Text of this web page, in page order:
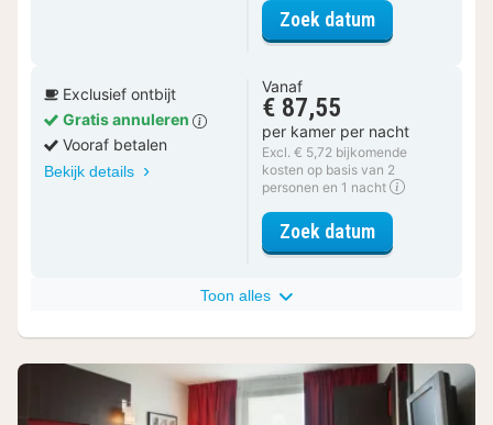
Zoek datumvoor
Exclusief ontbijt
Gratis annuleren
Vooraf betalen
Bekijk details
Vanaf
€ 87,55
per kamer per nacht
Excl. € 5,72 bijkomende
kosten op basis van 2
personen en 1 nacht
Zoek datumvoor
Toon alles